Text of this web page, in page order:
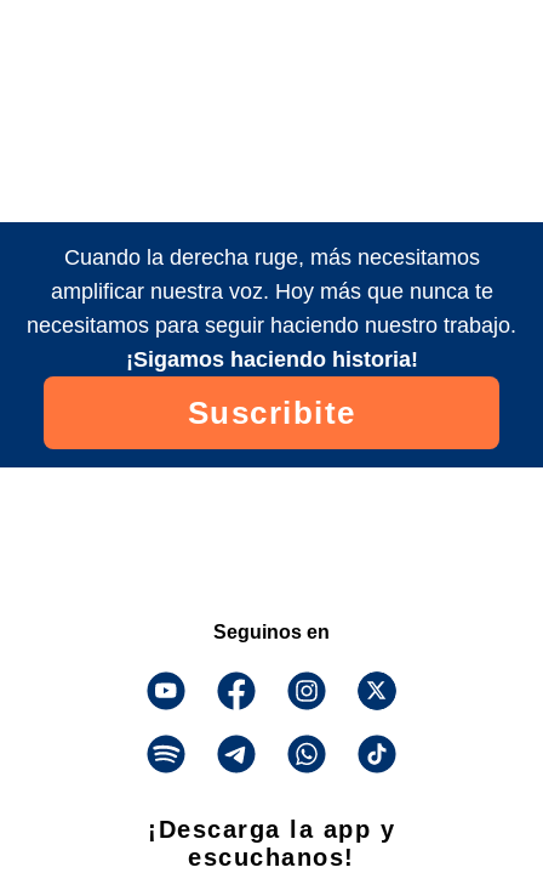
Cuando la derecha ruge, más necesitamos
amplificar nuestra voz. Hoy más que nunca te
necesitamos para seguir haciendo nuestro trabajo.
¡Sigamos haciendo historia!
Suscribite
Seguinos en
¡Descarga la app y
escuchanos!